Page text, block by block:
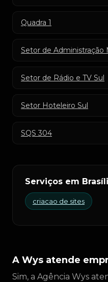
Quadra 1
Setor de Administração
Setor de Rádio e TV Sul
Setor Hoteleiro Sul
SQS 304
Serviços em
criacao de sites
A Wys atende
Sim, a Agência Wys